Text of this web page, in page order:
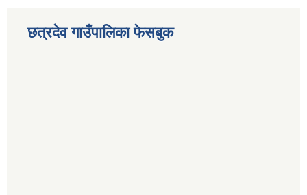
छत्रदेव गाउँपालिका फेसबुक